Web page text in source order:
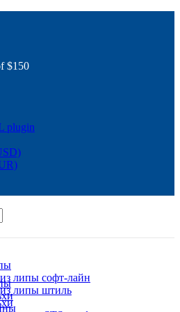
$150
plugin
липы софт-лайн
липы штиль